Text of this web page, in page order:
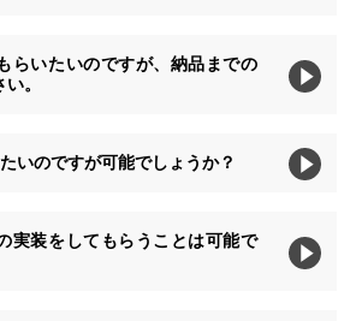
らいたいのですが、納品までの
。
いのですが可能でしょうか？
実装をしてもらうことは可能で